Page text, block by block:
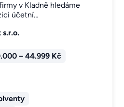
v Kladně hledáme
účetní…
– 44.999 Kč